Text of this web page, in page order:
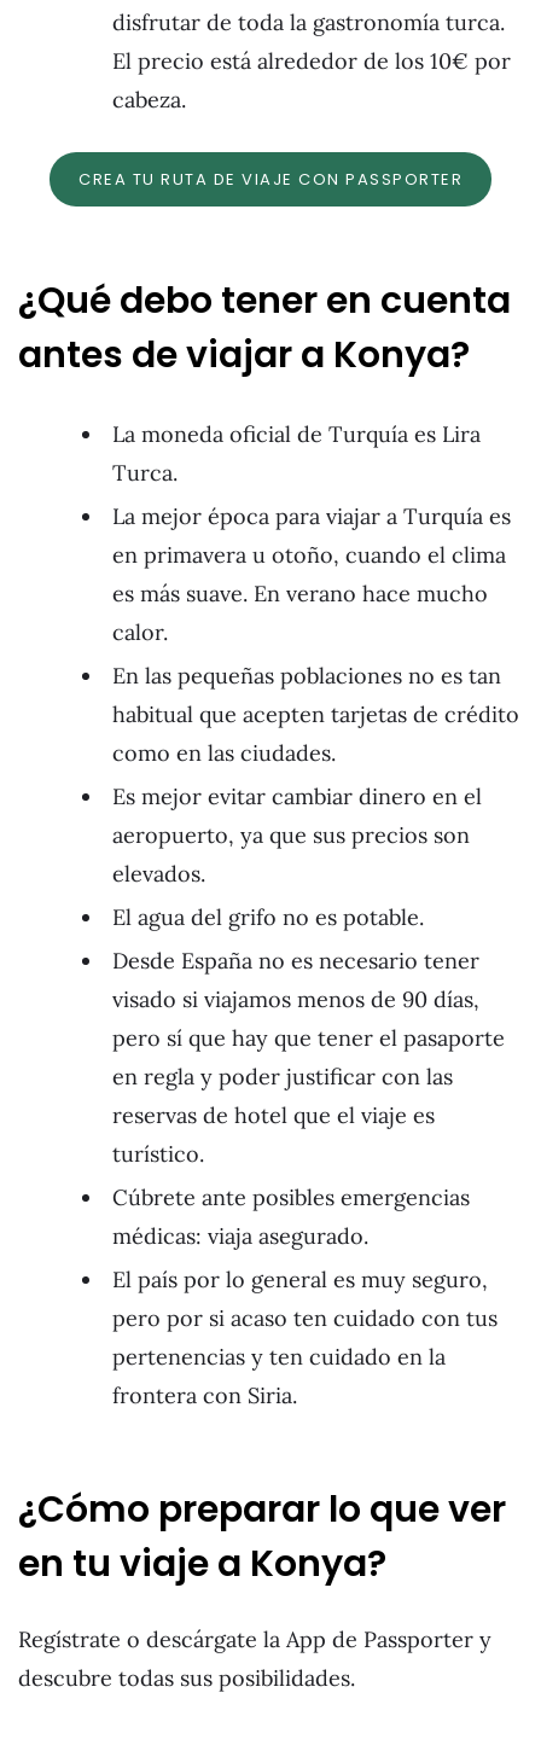
disfrutar de toda la gastronomía turca.
El precio está alrededor de los 10€ por
cabeza.
CREA TU RUTA DE VIAJE CON PASSPORTER
¿Qué debo tener en cuenta
antes de viajar a Konya?
La moneda oficial de Turquía es Lira
Turca.
La mejor época para viajar a Turquía es
en primavera u otoño, cuando el clima
es más suave. En verano hace mucho
calor.
En las pequeñas poblaciones no es tan
habitual que acepten tarjetas de crédito
como en las ciudades.
Es mejor evitar cambiar dinero en el
aeropuerto, ya que sus precios son
elevados.
El agua del grifo no es potable.
Desde España no es necesario tener
visado si viajamos menos de 90 días,
pero sí que hay que tener el pasaporte
en regla y poder justificar con las
reservas de hotel que el viaje es
turístico.
Cúbrete ante posibles emergencias
médicas: viaja asegurado.
El país por lo general es muy seguro,
pero por si acaso ten cuidado con tus
pertenencias y ten cuidado en la
frontera con Siria.
¿Cómo preparar lo que ver
en tu viaje a Konya?
Regístrate o descárgate la App de Passporter y
descubre todas sus posibilidades.